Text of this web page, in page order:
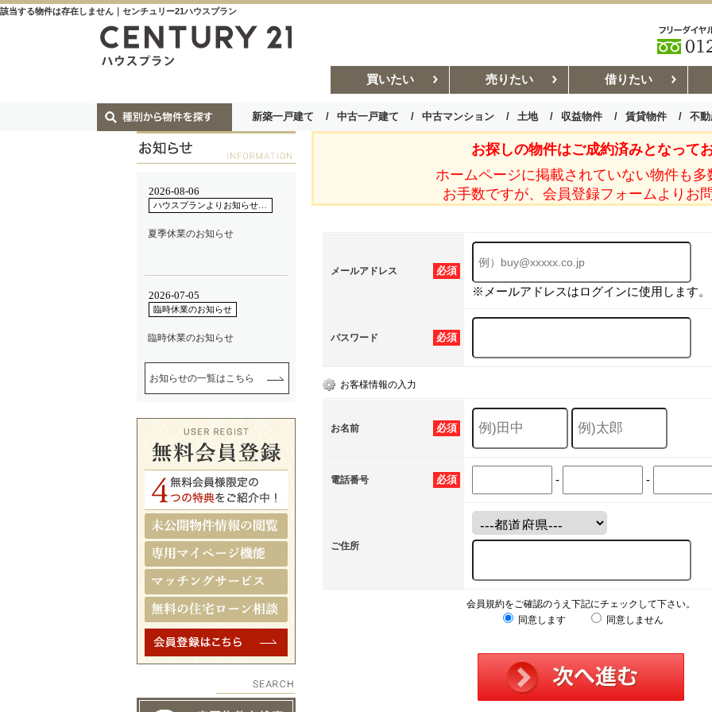
該当する物件は存在しません｜センチュリー21ハウスプラン
買いたい 売りたい 借りたい
新築一戸建て 中古一戸建て 中古マンション 土地 収益物件 賃貸物件 不
お部屋探しコラム 賃貸管理コ
お探しの物件はご成約済みとなってお
ホームページに掲載されていない物件も多
お手数ですが、会員登録フォームよりお
必須
メールアドレス
※メールアドレスはログインに使用します。
必須
パスワード
お客様情報の入力
必須
お名前
必須
電話番号 - -
ご住所
会員規約をご確認のうえ下記にチェックして下さい。
同意します
同意しません
お知らせの一覧はこちら